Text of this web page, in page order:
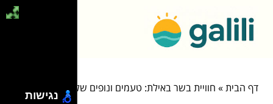
דף הבית» חוויית בשר באילת: טעמים ונופים שלא תשכחו!
נגישות